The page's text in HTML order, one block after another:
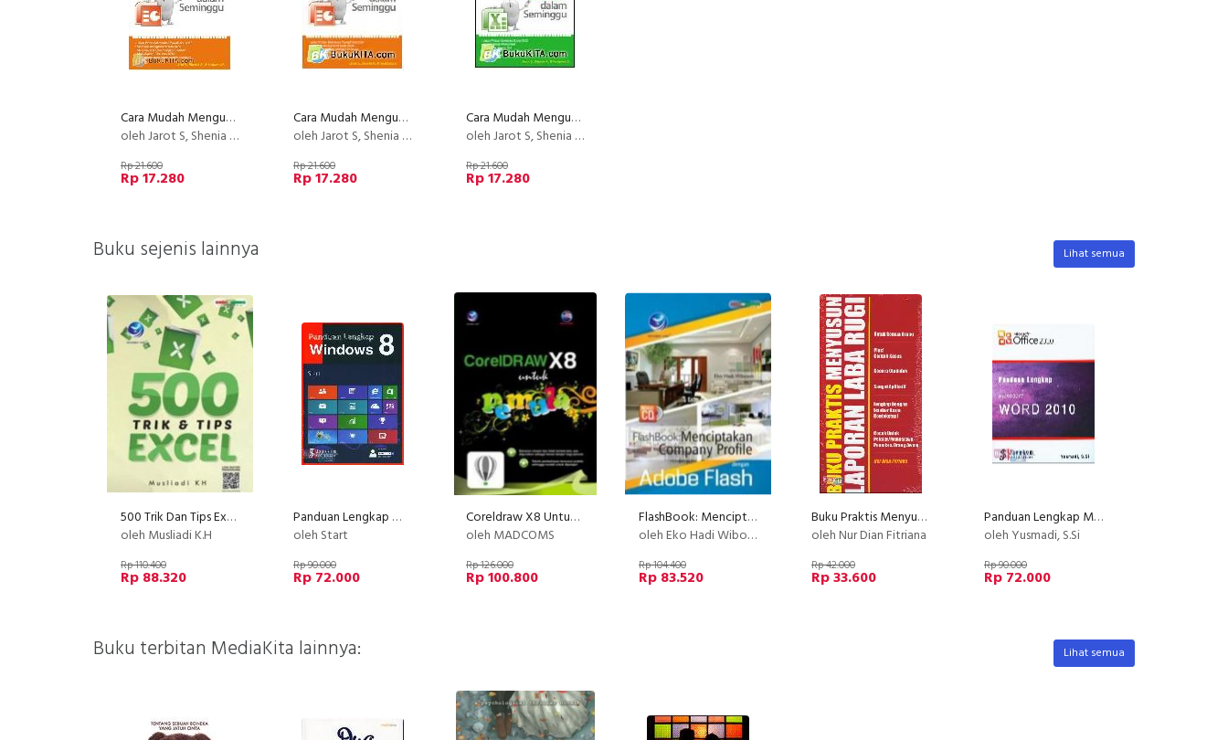
Cara Mudah Menguasai Microsoft Office Powerpoint 2007 dalam semi
oleh Jarot S, Shenia A, Sudarma S
Rp 21.600
Rp 17.280
Cara Mudah Menguasai Microsoft Office Power Point 2007 Dalam Seminggu
oleh Jarot S, Shenia A, Sudarma S
Rp 21.600
Rp 17.280
Cara Mudah Menguasai Microsoft Office Excel 2007 Dalam Seminggu
oleh Jarot S, Shenia A, Sudarma S
Rp 21.600
Rp 17.280
Buku sejenis lainnya Lihat semua
500 Trik Dan Tips Excel
oleh Musliadi K.H
Rp 110.400
Rp 88.320
Panduan Lengkap Windows 8
oleh Start
Rp 90.000
Rp 72.000
Coreldraw X8 Untuk Pemula
oleh MADCOMS
Rp 126.000
Rp 100.800
FlashBook: Menciptakan Company Profile Dengan Adobe Flash+CD
oleh Eko Hadi Wibowo
Rp 104.400
Rp 83.520
Buku Praktis Menyusun Laporan Laba Rugi
oleh Nur Dian Fitriana
Rp 42.000
Rp 33.600
Panduan Lengkap Microsoft Word 2010
oleh Yusmadi, S.Si
Rp 90.000
Rp 72.000
Buku terbitan MediaKita lainnya: Lihat semua